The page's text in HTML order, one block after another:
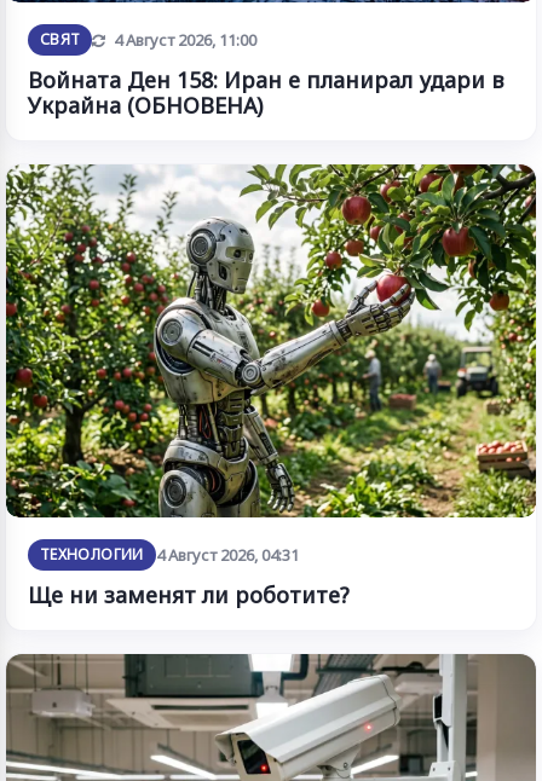
СВЯТ Обновена
4 Август 2026, 11:00
Войната Ден 158: Иран е планирал удари в
Украйна (ОБНОВЕНА)
ТЕХНОЛОГИИ 4 Август 2026, 04:31
Ще ни заменят ли роботите?